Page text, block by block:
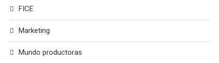
FICE
Marketing
Mundo productoras